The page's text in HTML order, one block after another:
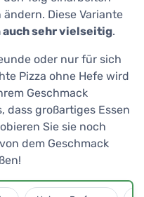
Diese Variante
sehr vielseitig.
oder nur für sich
Pizza ohne Hefe wird
Geschmack
dass großartiges Essen
Sie sie noch
dem Geschmack